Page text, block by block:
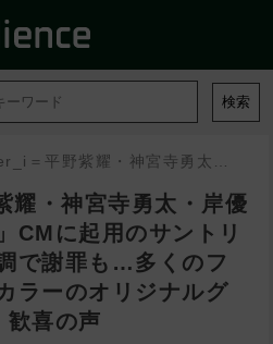
検索
・神宮寺勇太・岸優
CMに起用のサントリ
で謝罪も…多くのフ
ラーのオリジナルグ
歓喜の声